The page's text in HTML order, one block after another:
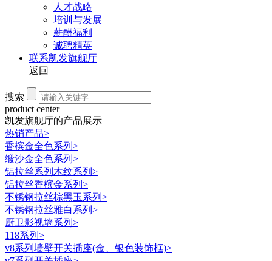
人才战略
培训与发展
薪酬福利
诚聘精英
联系凯发旗舰厅
返回
搜索
product center
凯发旗舰厅的产品展示
热销产品>
香槟金全色系列 >
缎沙金全色系列 >
铝拉丝系列木纹系列 >
铝拉丝香槟金系列 >
不锈钢拉丝棕黑玉系列 >
不锈钢拉丝雅白系列 >
厨卫影视墙系列 >
118系列 >
v8系列墙壁开关插座(金、银色装饰框)>